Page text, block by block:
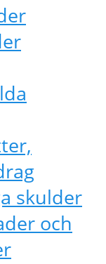
skulder
och